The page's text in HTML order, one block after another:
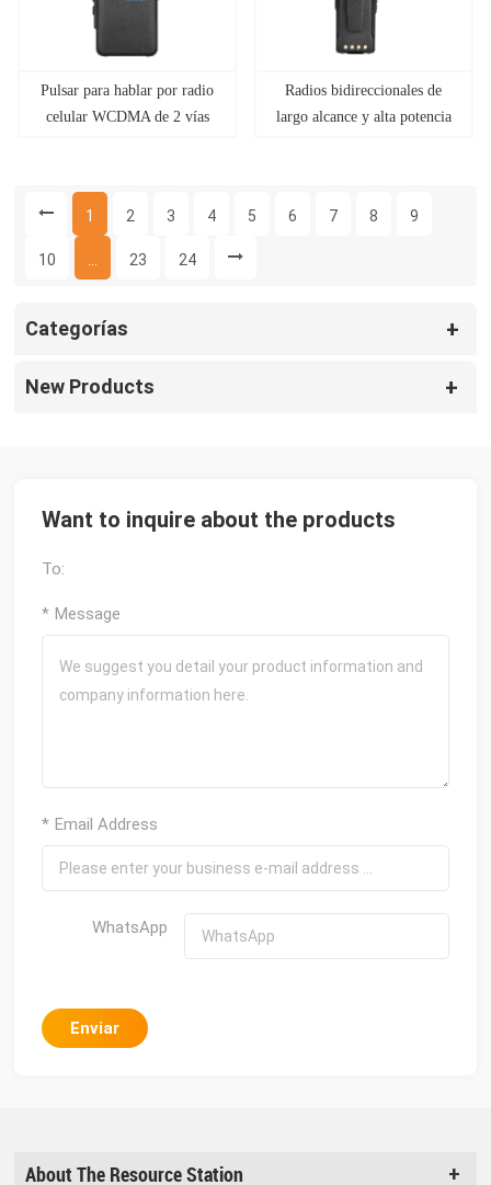
Pulsar para hablar por radio
celular WCDMA de 2 vías
Radios bidireccionales de
largo alcance y alta potencia
1 2 3 4 5 6 7 8 9
10 23 24
Categorías
New Products
Want to inquire about the products
To:
* Message
* Email Address
WhatsApp
Enviar
About The Resource Station